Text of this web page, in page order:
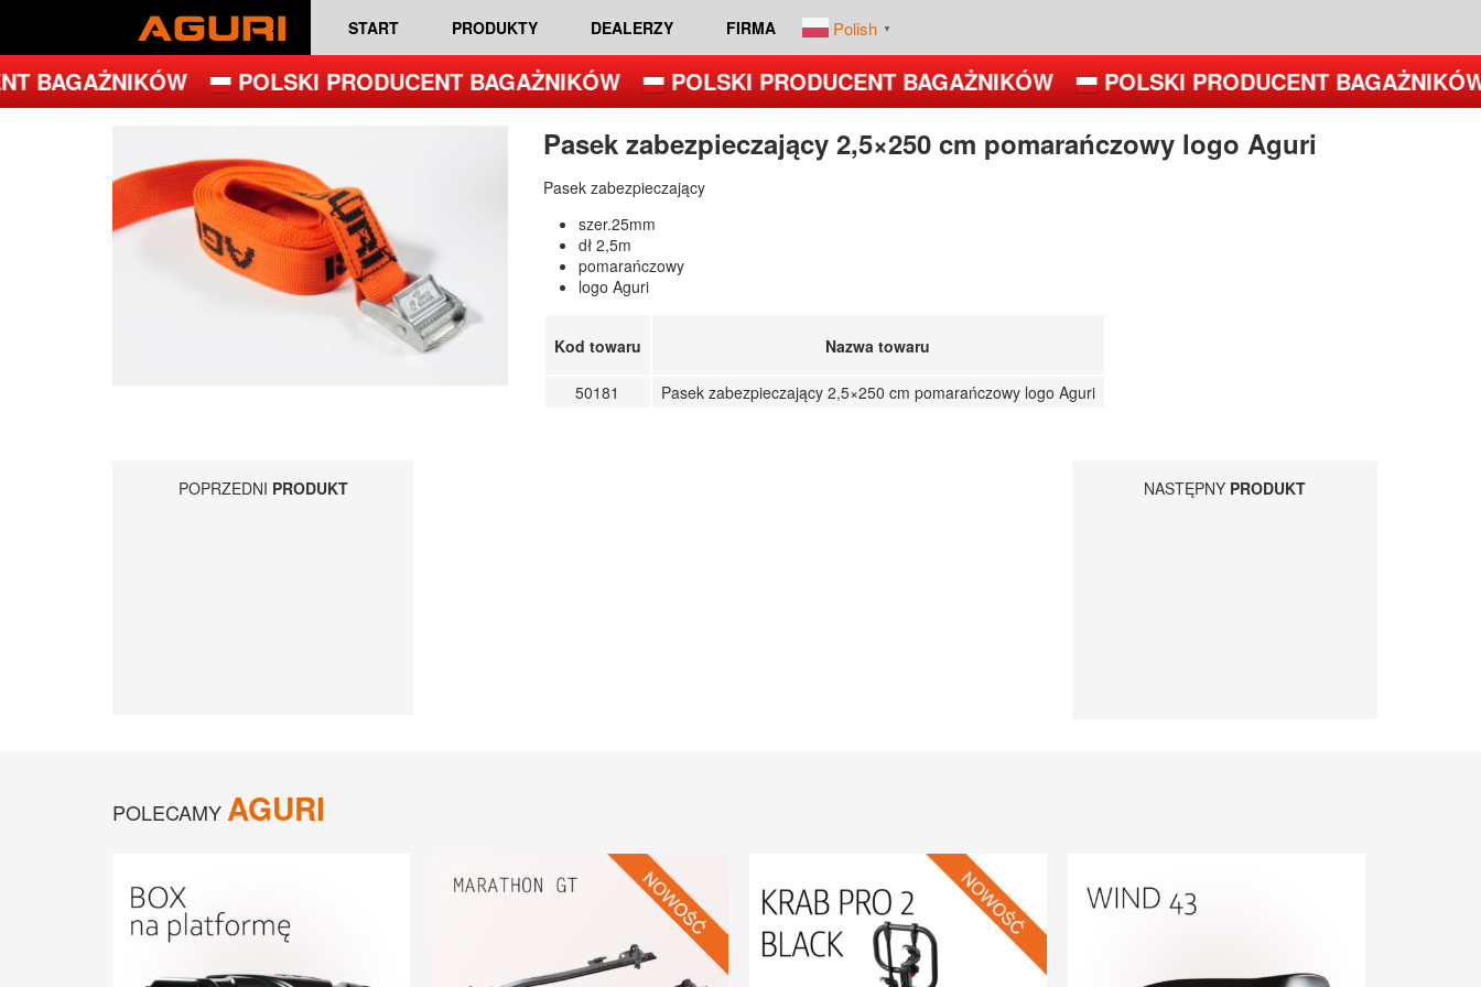
START PRODUKTY DEALERZY FIRMA Polish ▼
BAGAŻNIKÓW POLSKI PRODUCENT BAGAŻNIKÓW POLSKI PRODUCENT BAGAŻNIKÓW POLSKI PRODUCENT BAGAŻNIKÓW
Pasek zabezpieczający 2,5×250 cm pomarańczowy logo Aguri
Pasek zabezpieczający
szer.25mm
dł 2,5m
pomarańczowy
logo Aguri
Kod towaru Nazwa towaru
50181 Pasek zabezpieczający 2,5×250 cm pomarańczowy logo Aguri
POPRZEDNI PRODUKT NASTĘPNY PRODUKT
POLECAMYAGURI